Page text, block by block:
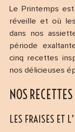
Le Printemps
réveille et où
dans nos
période
cinq recettes
nos délicieuses
NOS
LES FRAISES ET